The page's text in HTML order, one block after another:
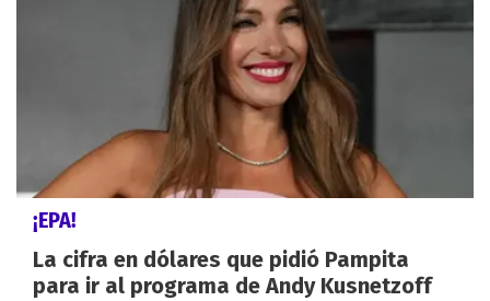
¡EPA!
La cifra en dólares que pidió Pampita
para ir al programa de Andy Kusnetzoff